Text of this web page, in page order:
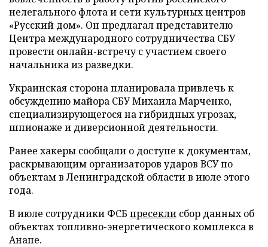
нелегального флота и сети культурных центров
«Русский дом». Он предлагал представителю
Центра международного сотрудничества СБУ
провести онлайн-встречу с участием своего
начальника из разведки.
Украинская сторона планировала привлечь к
обсуждению майора СБУ Михаила Марченко,
специализирующегося на гибридных угрозах,
шпионаже и диверсионной деятельности.
Ранее хакеры сообщали о доступе к документам,
раскрывающим организаторов ударов ВСУ по
объектам в Ленинградской области в июле этого
года.
В июле сотрудники ФСБ пресекли сбор данных об
объектах топливно-энергетического комплекса в
Анапе.